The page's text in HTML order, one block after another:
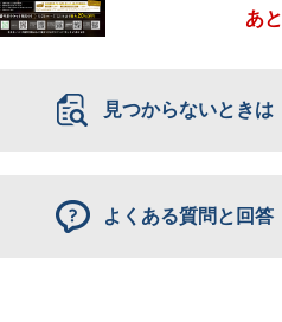
あと
見つからないときは
よくある質問と回答